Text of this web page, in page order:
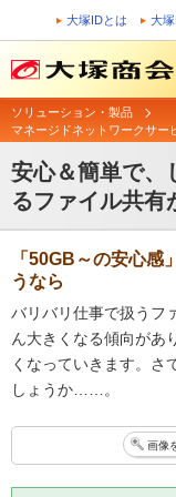
大塚IDとは 大
ソリューション・製品
マネージドネットワークサー
安心＆簡単で、
るファイル共有
「50GB～の安心感
うなら
バリバリ仕事で扱うフ
ん大きくなる傾向があ
くなっていきます。さ
しょうか……。
画像